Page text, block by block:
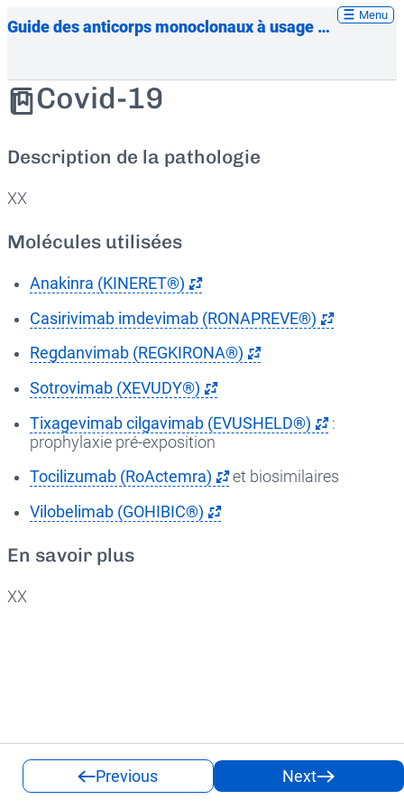
Guide des anticorps monoclonaux à usage thérapeutique
Menu
Covid-19
Description de la pathologie
XX
Molécules utilisées
Anakinra (KINERET®)
Casirivimab imdevimab (RONAPREVE®)
Regdanvimab (REGKIRONA®)
Sotrovimab (XEVUDY®)
Tixagevimab cilgavimab (EVUSHELD®)
:
prophylaxie pré-exposition
Tocilizumab (RoActemra)
et biosimilaires
Vilobelimab (GOHIBIC®)
En savoir plus
XX
Previous Next